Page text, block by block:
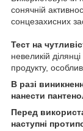
сонячній
сонцезахисних
Тест на
невеликій
продукту,
В разі
нанести
Перед
наступні